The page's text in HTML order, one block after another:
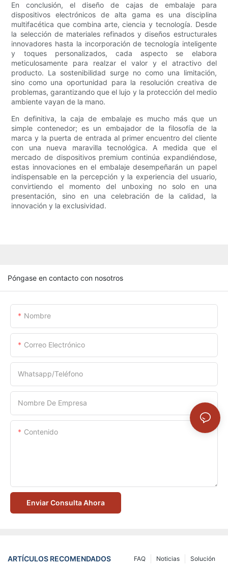
En conclusión, el diseño de cajas de embalaje para
dispositivos electrónicos de alta gama es una disciplina
multifacética que combina arte, ciencia y tecnología. Desde
la selección de materiales refinados y diseños estructurales
innovadores hasta la incorporación de tecnología inteligente
y toques personalizados, cada aspecto se elabora
meticulosamente para realzar el valor y el atractivo del
producto. La sostenibilidad surge no como una limitación,
sino como una oportunidad para la resolución creativa de
problemas, garantizando que el lujo y la protección del medio
ambiente vayan de la mano.
En definitiva, la caja de embalaje es mucho más que un
simple contenedor; es un embajador de la filosofía de la
marca y la puerta de entrada al primer encuentro del cliente
con una nueva maravilla tecnológica. A medida que el
mercado de dispositivos premium continúa expandiéndose,
estas innovaciones en el embalaje desempeñarán un papel
indispensable en la percepción y la experiencia del usuario,
convirtiendo el momento del unboxing no solo en una
presentación, sino en una celebración de la calidad, la
innovación y la exclusividad.
Póngase en contacto con nosotros
Nombre
Correo Electrónico
Whatsapp/Teléfono
Nombre De Empresa
Contenido
Enviar Consulta Ahora
ARTÍCULOS RECOMENDADOS Solución
Noticias
FAQ